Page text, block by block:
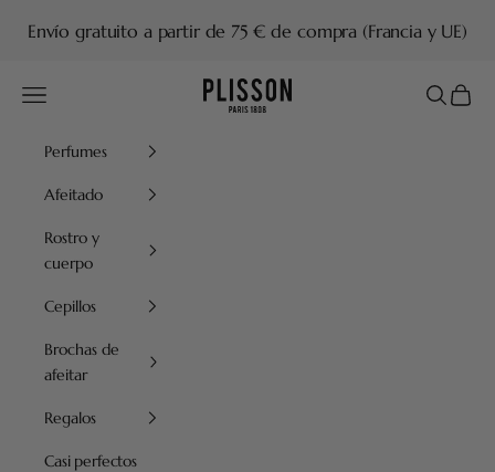
Envío gratuito a partir de 75 € de compra (Francia y UE)
Plisson 1808
Menú Buscar
Cesta
Perfumes
Afeitado
Rostro y
cuerpo
Cepillos
Brochas de
afeitar
Regalos
Casi perfectos